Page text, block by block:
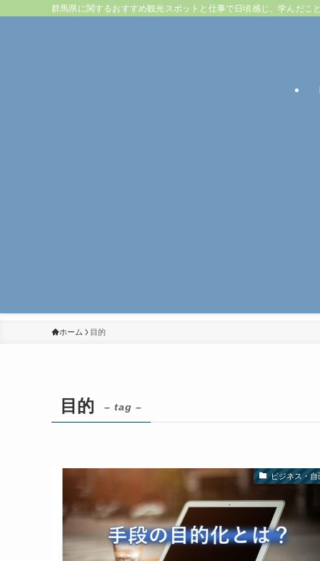
群馬県に関するおすすめ観光スポットと仕事で日頃感じ、学んだこ
ホーム 目的
目的 – tag –
ビジネス・自